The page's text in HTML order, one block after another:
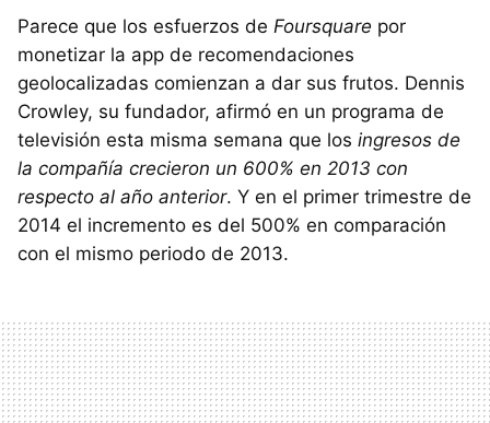
Parece que los esfuerzos de Foursquare por
monetizar la app de recomendaciones
geolocalizadas comienzan a dar sus frutos. Dennis
Crowley, su fundador, afirmó en un programa de
televisión esta misma semana que los ingresos de
la compañía crecieron un 600% en 2013 con
respecto al año anterior. Y en el primer trimestre de
2014 el incremento es del 500% en comparación
con el mismo periodo de 2013.